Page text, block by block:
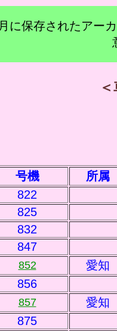
に保存されたアー
号機
所属
822
825
832
847
852
愛知
856
857
愛知
875